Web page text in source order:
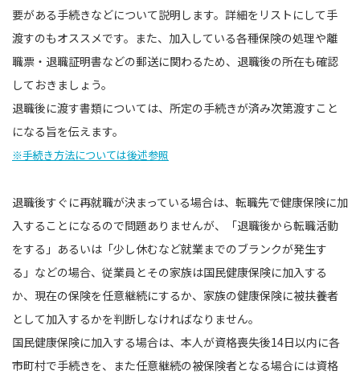
要がある手続きなどについて説明します。詳細をリストにして手
渡すのもオススメです。また、加入している各種保険の処理や離
職票・退職証明書などの郵送に関わるため、退職後の所在も確認
しておきましょう。
退職後に渡す書類については、所定の手続きが済み次第渡すこと
になる旨を伝えます。
※手続き方法については後述参照
退職後すぐに再就職が決まっている場合は、転職先で健康保険に加
入することになるので問題ありませんが、「退職後から転職活動
をする」あるいは「少し休むなど就業までのブランクが発生す
る」などの場合、従業員とその家族は国民健康保険に加入する
か、現在の保険を任意継続にするか、家族の健康保険に被扶養者
として加入するかを判断しなければなりません。
国民健康保険に加入する場合は、本人が資格喪失後14日以内に各
市町村で手続きを、また任意継続の被保険者となる場合には資格